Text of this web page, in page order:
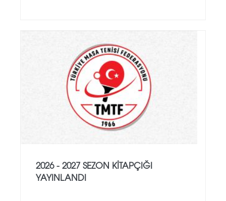
2026 - 2027 SEZON KITAPÇIĞI
YAYINLANDI